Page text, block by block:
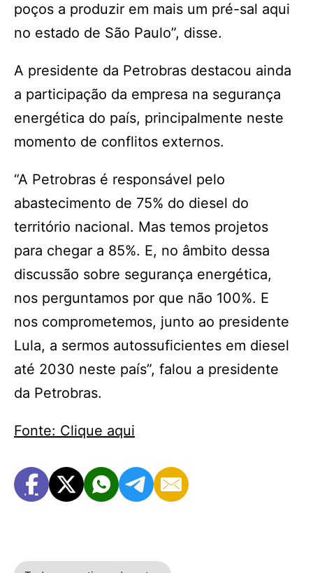
poços a produzir em mais um pré-sal aqui
no estado de São Paulo”, disse.
A presidente da Petrobras destacou ainda
a participação da empresa na segurança
energética do país, principalmente neste
momento de conflitos externos.
“A Petrobras é responsável pelo
abastecimento de 75% do diesel do
território nacional. Mas temos projetos
para chegar a 85%. E, no âmbito dessa
discussão sobre segurança energética,
nos perguntamos por que não 100%. E
nos comprometemos, junto ao presidente
Lula, a sermos autossuficientes em diesel
até 2030 neste país”, falou a presidente
da Petrobras.
Fonte: Clique aqui